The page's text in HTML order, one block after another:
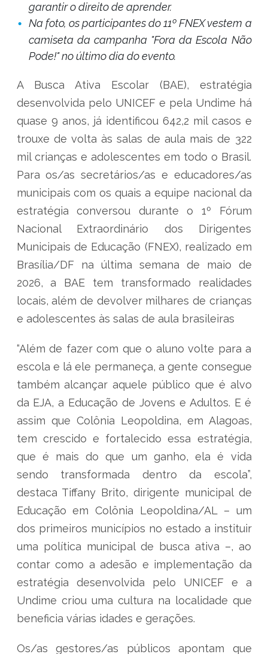
garantir o direito de aprender.
Na foto, os participantes do 11º FNEX vestem a
camiseta da campanha "Fora da Escola Não
Pode!" no último dia do evento.
A Busca Ativa Escolar (BAE), estratégia
desenvolvida pelo UNICEF e pela Undime há
quase 9 anos, já identificou 642,2 mil casos e
trouxe de volta às salas de aula mais de 322
mil crianças e adolescentes em todo o Brasil.
Para os/as secretários/as e educadores/as
municipais com os quais a equipe nacional da
estratégia conversou durante o 1º Fórum
Nacional Extraordinário dos Dirigentes
Municipais de Educação (FNEX), realizado em
Brasília/DF na última semana de maio de
2026, a BAE tem transformado realidades
locais, além de devolver milhares de crianças
e adolescentes às salas de aula brasileiras
“Além de fazer com que o aluno volte para a
escola e lá ele permaneça, a gente consegue
também alcançar aquele público que é alvo
da EJA, a Educação de Jovens e Adultos. E é
assim que Colônia Leopoldina, em Alagoas,
tem crescido e fortalecido essa estratégia,
que é mais do que um ganho, ela é vida
sendo transformada dentro da escola”,
destaca Tiffany Brito, dirigente municipal de
Educação em Colônia Leopoldina/AL – um
dos primeiros municípios no estado a instituir
uma política municipal de busca ativa –, ao
contar como a adesão e implementação da
estratégia desenvolvida pelo UNICEF e a
Undime criou uma cultura na localidade que
beneficia várias idades e gerações.
Os/as gestores/as públicos apontam que